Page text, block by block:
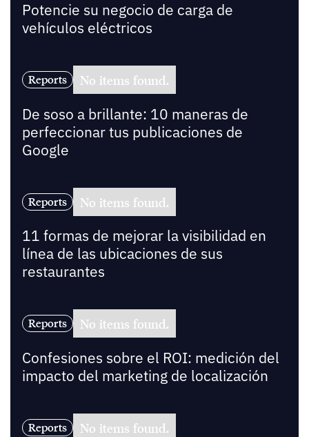
Potencie su negocio de carga de
vehículos eléctricos
Reports No items found.
De soso a brillante: 10 maneras de
perfeccionar tus publicaciones de
Google
Reports No items found.
11 formas de mejorar la visibilidad en
línea de las ubicaciones de sus
restaurantes
Reports No items found.
Confesiones sobre el ROI: medición del
impacto del marketing de localización
Reports No items found.